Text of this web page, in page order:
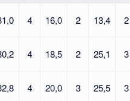
4 16,0 2 13,4 2
4 18,5 2 25,1 3
4 20,0 3 25,5 3